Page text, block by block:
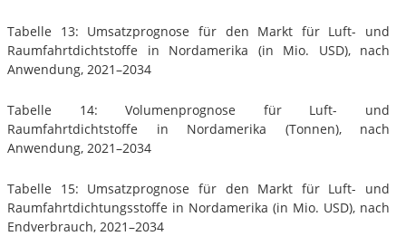
Tabelle 13: Umsatzprognose für den Markt für Luft- und
Raumfahrtdichtstoffe in Nordamerika (in Mio. USD), nach
Anwendung, 2021–2034
Tabelle 14: Volumenprognose für Luft- und
Raumfahrtdichtstoffe in Nordamerika (Tonnen), nach
Anwendung, 2021–2034
Tabelle 15: Umsatzprognose für den Markt für Luft- und
Raumfahrtdichtungsstoffe in Nordamerika (in Mio. USD), nach
Endverbrauch, 2021–2034